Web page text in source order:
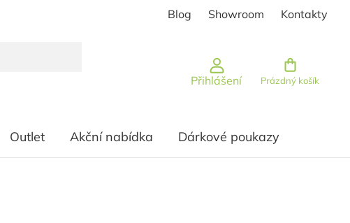
Blog Showroom Kontakty
Přihlášení Nákupní košík
Prázdný košík
Outlet Akční nabídka Dárkové poukazy